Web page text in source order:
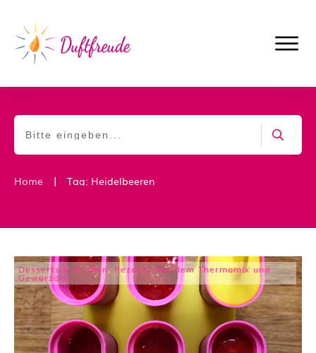
Home | Tag: Heidelbeeren
Desserts & Kuchen, Rezepte mit dem Thermomix und
Gewürzölen